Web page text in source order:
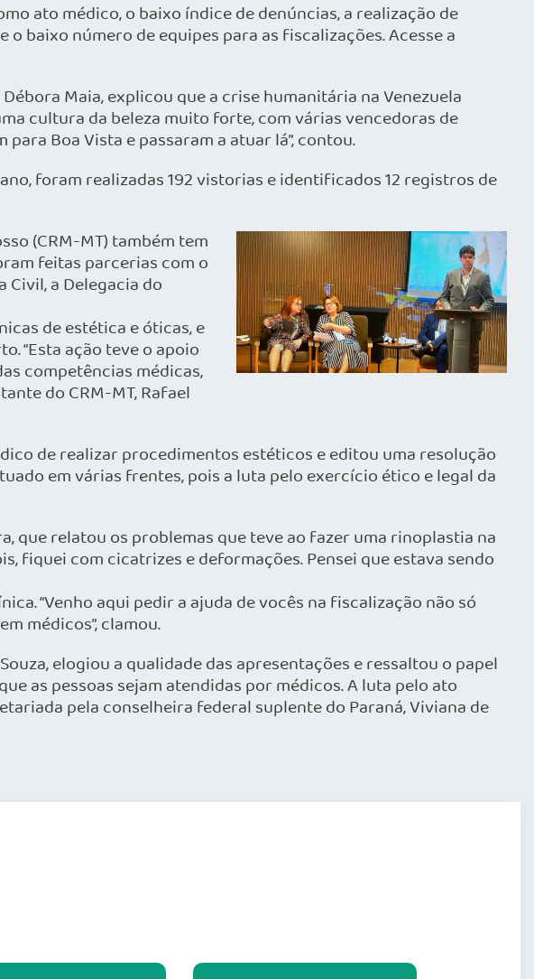
ato médico, o baixo índice de denúncias, a realização de
baixo número de equipes para as fiscalizações. Acesse a
Maia, explicou que a crise humanitária na Venezuela
cultura da beleza muito forte, com várias vencedoras de
Boa Vista e passaram a atuar lá”, contou.
foram realizadas 192 vistorias e identificados 12 registros de
(CRM-MT) também tem
feitas parcerias com o
a Delegacia do
de estética e óticas, e
“Esta ação teve o apoio
competências médicas,
do CRM-MT, Rafael
de realizar procedimentos estéticos e editou uma resolução
em várias frentes, pois a luta pelo exercício ético e legal da
que relatou os problemas que teve ao fazer uma rinoplastia na
fiquei com cicatrizes e deformações. Pensei que estava sendo
“Venho aqui pedir a ajuda de vocês na fiscalização não só
médicos”, clamou.
elogiou a qualidade das apresentações e ressaltou o papel
as pessoas sejam atendidas por médicos. A luta pelo ato
pela conselheira federal suplente do Paraná, Viviana de